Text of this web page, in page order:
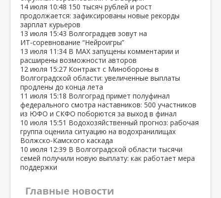
14 июля 10:48 150 тысяч рублей и рост
продолжается: зафиксированы новые рекорды
зарплат курьеров
13 июля 15:43 Волгоградцев зовут на
ИТ‑соревнование “Нейроигры”
13 июля 11:34 В МАХ запущены комментарии и
расширены возможности авторов
12 июля 15:27 Контракт с Минобороны в
Волгоградской области: увеличенные выплаты
продлены до конца лета
11 июля 15:18 Волгоград примет полуфинал
федерального смотра наставников: 500 участников
из ЮФО и СКФО поборются за выход в финал
10 июля 15:51 Водохозяйственный прогноз: рабочая
группа оценила ситуацию на водохранилищах
Волжско‑Камского каскада
10 июля 12:39 В Волгоградской области тысячи
семей получили новую выплату: как работает мера
поддержки
Главные новости